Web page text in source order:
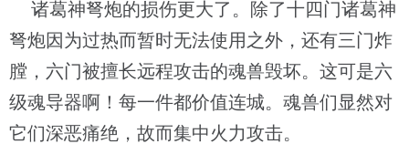
诸葛神弩炮的损伤更大了。除了十四门诸葛神
弩炮因为过热而暂时无法使用之外，还有三门炸
膛，六门被擅长远程攻击的魂兽毁坏。这可是六
级魂导器啊！每一件都价值连城。魂兽们显然对
它们深恶痛绝，故而集中火力攻击。